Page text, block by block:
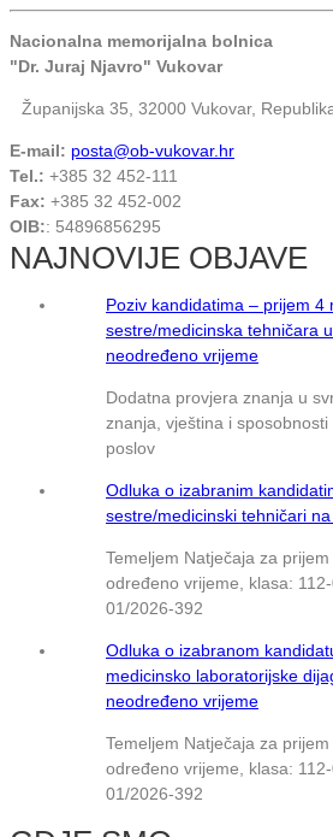
Nacionalna memorijalna bolnica
"Dr. Juraj Njavro" Vukovar
Županijska 35, 32000 Vukovar,
E-mail: posta@ob-vukovar.hr
Tel.: +385 32 452-111
Fax: +385 32 452-002
OIB:: 54896856295
NAJNOVIJE OBJAVE
Poziv kandidatima – prijem 4
sestre/medicinska tehničara
neodređeno vrijeme
Dodatna provjera znanja u
znanja, vještina i
poslov
Odluka o izabranim
sestre/medicinski tehničari
Temeljem Natječaja za
određeno vrijeme, klasa:
01/2026-392
Odluka o izabranom
medicinsko laboratorijske
neodređeno vrijeme
Temeljem Natječaja za
određeno vrijeme, klasa:
01/2026-392